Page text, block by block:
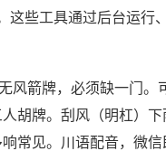
这些工具通过后台运行
风箭牌，必须缺一门。
胡牌。刮风（明杠）
常见。川语配音，微信